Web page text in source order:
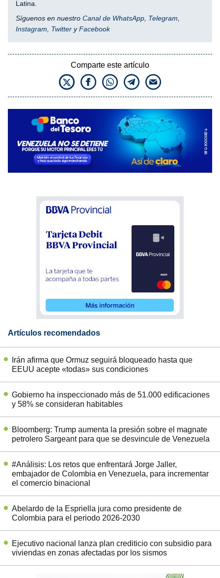
Latina.
Síguenos en nuestro Canal de WhatsApp Telegram
Instagram
Twitter yFacebook
Comparte este artículo
Artículos recomendados
Irán afirma que Ormuz seguirá bloqueado hasta que
EEUU acepte «todas» sus condiciones
Gobierno ha inspeccionado más de 51.000 edificaciones
y 58% se consideran habitables
Bloomberg: Trump aumenta la presión sobre el magnate
petrolero Sargeant para que se desvincule de Venezuela
#Análisis: Los retos que enfrentará Jorge Jaller,
embajador de Colombia en Venezuela, para incrementar
el comercio binacional
Abelardo de la Espriella jura como presidente de
Colombia para el periodo 2026-2030
Ejecutivo nacional lanza plan crediticio con subsidio para
viviendas en zonas afectadas por los sismos